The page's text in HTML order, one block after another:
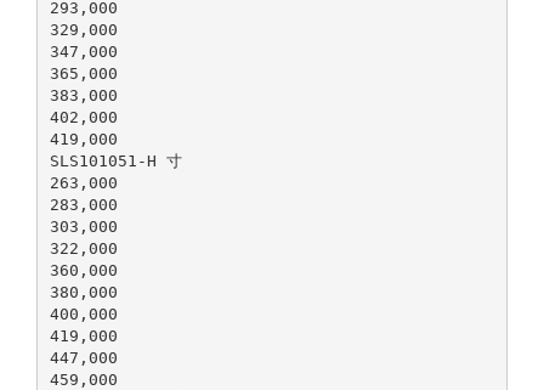
293,000
329,000
347,000
365,000
383,000
402,000
419,000
SLS101051-H 寸
263,000
283,000
303,000
322,000
360,000
380,000
400,000
419,000
447,000
459,000